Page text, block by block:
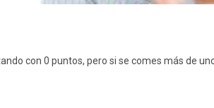
con 0 puntos, pero si se comes más de